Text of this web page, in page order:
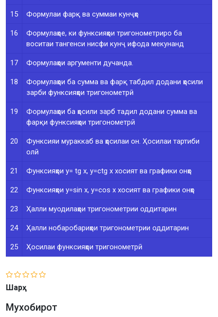
15 Формулаи фарқ ва суммаи кунҷҳо
16
Формулаҳое, ки функсияҳои тригонометриро ба
воситаи тангенси нисфи кунҷ ифода мекунанд
17 Формулаҳои аргументи дучанда.
18
Формулаҳои ба сумма ва фарқ табдил додани ҳосили
зарби функсияҳои тригонометрӣ
19
Формулаҳои ба ҳосили зарб тадил додани сумма ва
фарқи функсияҳои тригонометрӣ
20
Функсияи мураккаб ва ҳосилаи он. Ҳосилаи тартиби
олӣ
21 Функсияҳои y= tg x, y=ctg x хосият ва графики онҳо
22 Функсияҳои y=sin x, y=cos x хосият ва графики онҳо
23 Ҳалли муодилаҳои тригонометрии оддитарин
24 Ҳалли нобаробариҳои тригонометрии оддитарин
25 Ҳосилаи функсияҳои тригонометрӣ
Шарҳ
Мухобирот